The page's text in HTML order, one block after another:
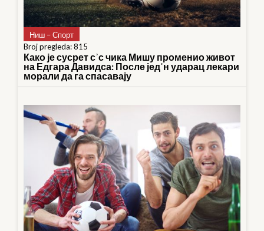
Ниш – Спорт
Broj pregleda: 815
Како је сусрет сʾс чика Мишу променио живот
на Едгара Давидса: После једʾн ударац лекари
морали да га спасавају